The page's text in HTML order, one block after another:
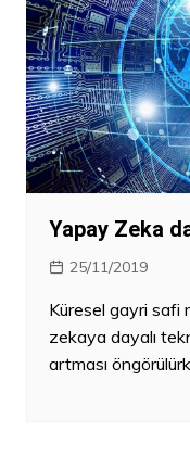
Yapay Zeka
25/11/2019
Küresel gayri safi
zekaya dayalı
artması